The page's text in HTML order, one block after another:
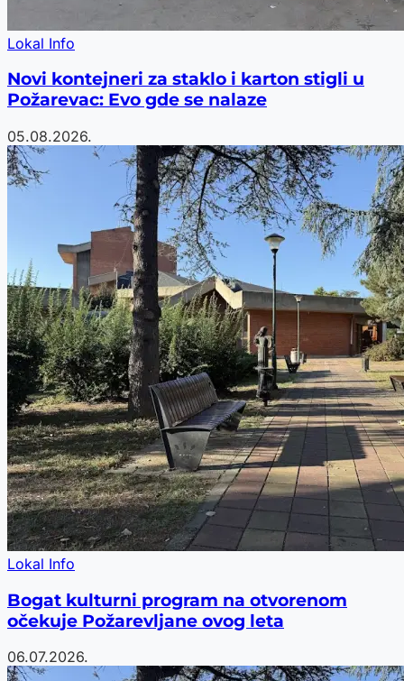
Lokal Info
Novi kontejneri za staklo i karton stigli u
Požarevac: Evo gde se nalaze
05.08.2026.
Lokal Info
Bogat kulturni program na otvorenom
očekuje Požarevljane ovog leta
06.07.2026.